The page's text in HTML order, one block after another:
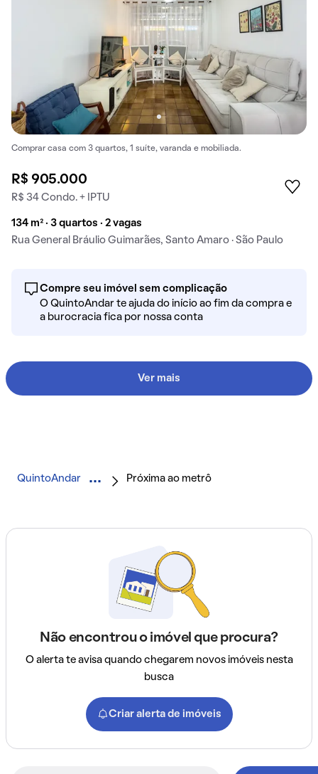
Comprar casa com 3 quartos, 1 suíte, varanda e mobiliada.
R$ 905.000
R$ 34 Condo. + IPTU
134 m² · 3 quartos · 2 vagas
Rua General Bráulio Guimarães, Santo Amaro · São Paulo
Compre seu imóvel sem complicação
O QuintoAndar te ajuda do início ao fim da compra e
a burocracia fica por nossa conta
Ver mais
QuintoAndar Próxima ao metrô
Não encontrou o imóvel que procura?
O alerta te avisa quando chegarem novos imóveis nesta
busca
Criar alerta de imóveis